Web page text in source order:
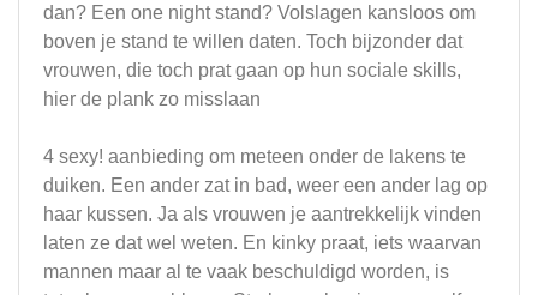
dan? Een one night stand? Volslagen kansloos om
boven je stand te willen daten. Toch bijzonder dat
vrouwen, die toch prat gaan op hun sociale skills,
hier de plank zo misslaan
4 sexy! aanbieding om meteen onder de lakens te
duiken. Een ander zat in bad, weer een ander lag op
haar kussen. Ja als vrouwen je aantrekkelijk vinden
laten ze dat wel weten. En kinky praat, iets waarvan
mannen maar al te vaak beschuldigd worden, is